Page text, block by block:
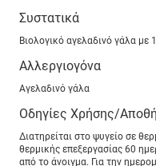
Συστατικά
Βιολογικό αγελαδινό γάλα με
Αλλεργιογόνα
Αγελαδινό γάλα
Οδηγίες Χρήσης/
Διατηρείται στο ψυγείο σε
θερμικής επεξεργασίας 60
από το άνοιγμα. Για την